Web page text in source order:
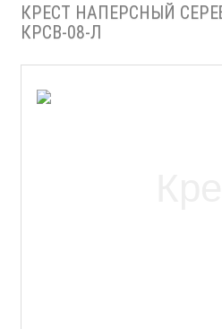
КРЕСТ НАПЕРСНЫЙ
КРСВ-08-Л